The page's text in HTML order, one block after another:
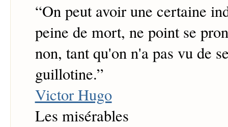
“On peut avoir une certaine
peine de mort, ne point se
non, tant qu'on n'a pas vu de
guillotine.”
Victor Hugo
Les misérables